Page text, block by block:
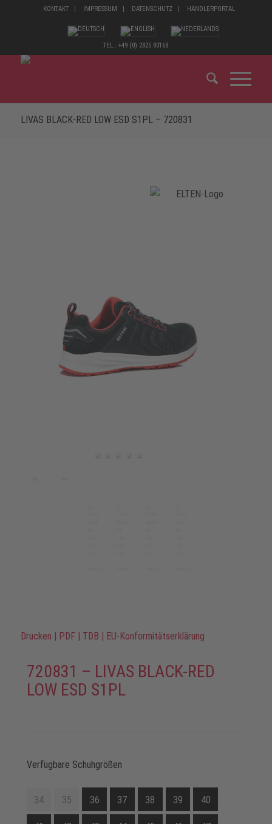
KONTAKT IMPRESSUM DATENSCHUTZ HÄNDLERPORTAL
TEL.: +49 (0) 2825 80168
LIVAS BLACK-RED LOW ESD S1PL – 720831
Drucken | PDF | TDB | EU-Konformitätserklärung
720831 – LIVAS BLACK-RED
LOW ESD S1PL
Verfügbare Schuhgrößen
34 35 36 37 38 39 40